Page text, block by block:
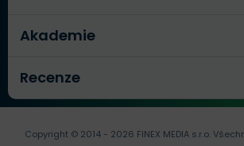
Akademie
Recenze
Copyright © 2014 - 2026 FINEX MEDIA s.r.o.